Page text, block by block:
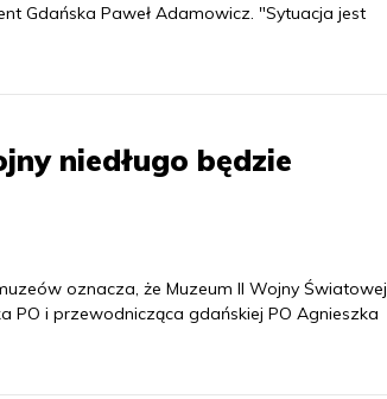
Gdańska Paweł Adamowicz. "Sytuacja jest
niedługo będzie
oznacza, że Muzeum II Wojny Światowej
PO i przewodnicząca gdańskiej PO Agnieszka